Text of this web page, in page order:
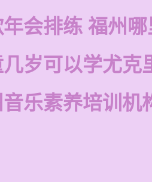
会排练 福州
几岁可以学尤克
乐素养培训机